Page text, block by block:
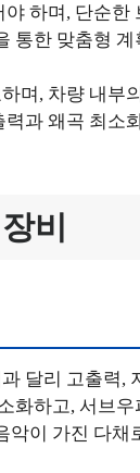
하며, 단순
통한 맞춤형
며, 차량 내부
과 왜곡 최소
비
달리 고출력,
화하고, 서브
이 가진 다채